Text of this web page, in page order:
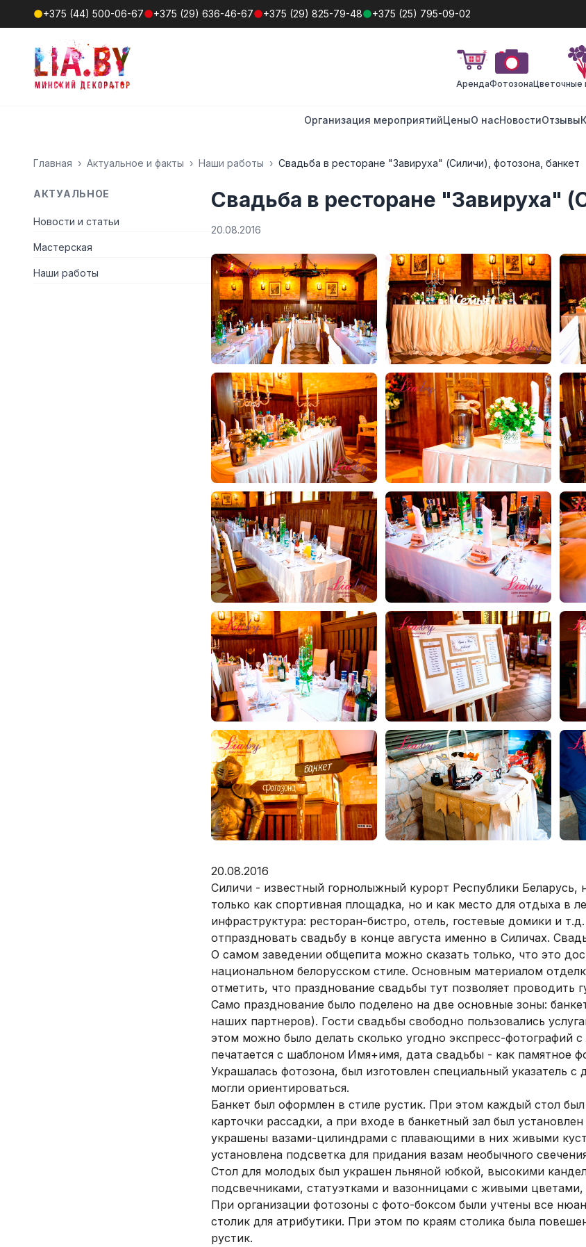
+375 (44) 500-06-67 +375 (29) 636-46-67 +375 (29) 825-79-48 +375 (25) 795-09-02
АрендаФотозонаЦветочные
Организация мероприятийЦеныО насНовостиОтзывы
Главная › Актуальное и факты › Наши работы › Свадьба в ресторане "Завируха" (Силичи), фотозона, банкет
АКТУАЛЬНОЕ
Новости и статьи
Мастерская
Наши работы
Свадьба в ресторане "Завируха"
20.08.2016
20.08.2016
Силичи - известный горнолыжный курорт Республики Беларусь,
только как спортивная площадка, но и как место для отдыха в
инфраструктура: ресторан-бистро, отель, гостевые домики и
отпраздновать свадьбу в конце августа именно в Силичах.
О самом заведении общепита можно сказать только, что это
национальном белорусском стиле. Основным материалом
отметить, что празднование свадьбы тут позволяет проводить
Само празднование было поделено на две основные зоны:
наших партнеров). Гости свадьбы свободно пользовались
этом можно было делать сколько угодно экспресс-фотографий
печатается с шаблоном Имя+имя, дата свадьбы - как памятное
Украшалась фотозона, был изготовлен специальный указатель
могли ориентироваться.
Банкет был оформлен в стиле рустик. При этом каждый стол
карточки рассадки, а при входе в банкетный зал был
украшены вазами-цилиндрами с плавающими в них живыми
установлена подсветка для придания вазам необычного
Стол для молодых был украшен льняной юбкой, высокими
подсвечниками, статуэтками и вазонницами с живыми
При организации фотозоны с фото-боксом были учтены все
столик для атрибутики. При этом по краям столика была
рустик.